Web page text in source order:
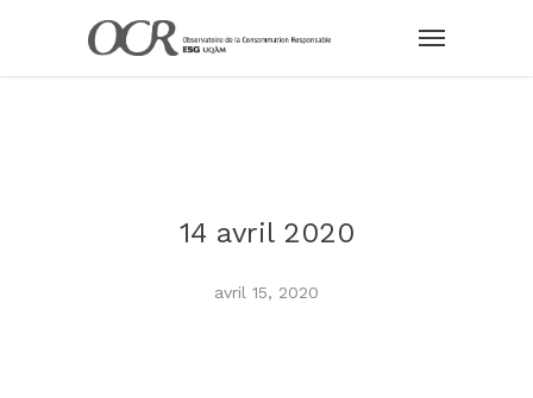
14 avril 2020
avril 15, 2020